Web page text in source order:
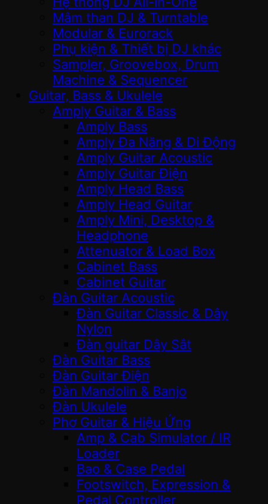
Mâm than DJ & Turntable
Modular & Eurorack
Phụ kiện & Thiết bị DJ khác
Sampler, Groovebox, Drum
Machine & Sequencer
Guitar, Bass & Ukulele
Amply Guitar & Bass
Amply Bass
Amply Đa Năng & Di Động
Amply Guitar Acoustic
Amply Guitar Điện
Amply Head Bass
Amply Head Guitar
Amply Mini, Desktop &
Headphone
Attenuator & Load Box
Cabinet Bass
Cabinet Guitar
Đàn Guitar Acoustic
Đàn Guitar Classic & Dây
Nylon
Đàn guitar Dây Sắt
Đàn Guitar Bass
Đàn Guitar Điện
Đàn Mandolin & Banjo
Đàn Ukulele
Phơ Guitar & Hiệu Ứng
Amp & Cab Simulator / IR
Loader
Bao & Case Pedal
Footswitch, Expression &
Pedal Controller